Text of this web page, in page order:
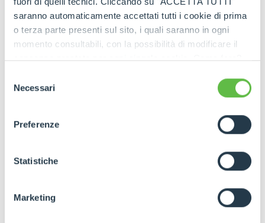
saranno automaticamente accettati tutti i cookie di prima
o terza parte presenti sul sito, i quali saranno in ogni
momento consultabili, con la possibilità di modificare il
consenso prestato per ogni singolo cookie. Come fare?
ogni pagina, selezionare "Modifichi il suo consenso" e
dell'informativa completa nel footer presente in ogni
pagina. Per esercitare i diritti riconosciuti all'interessato ai
GDPR abbiamo predisposto una
apposita procedura.
delNecessari
Preferenze
Statistiche
Marketing